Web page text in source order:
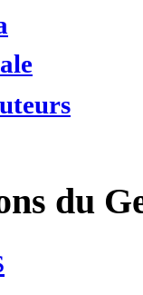
du